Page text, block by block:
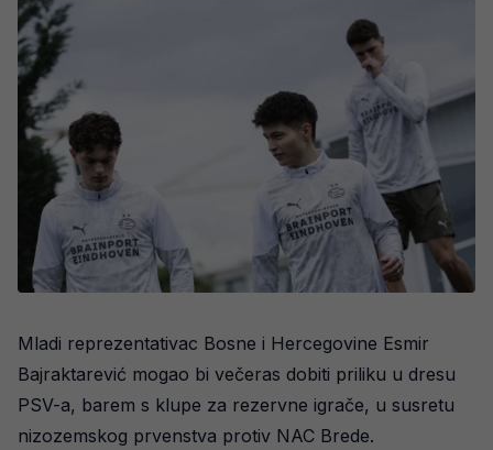
Mladi reprezentativac Bosne i Hercegovine Esmir
Bajraktarević mogao bi večeras dobiti priliku u dresu
PSV-a, barem s klupe za rezervne igrače, u susretu
nizozemskog prvenstva protiv NAC Brede.